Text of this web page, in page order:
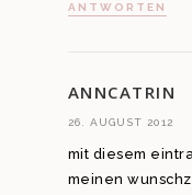
ANTWORTEN
ANNCATRIN
26. AUGUST 2012
mit diesem
meinen